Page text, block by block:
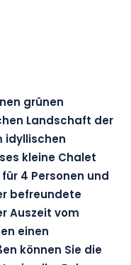
grünen
Landschaft der
idyllischen
kleine Chalet
4 Personen und
befreundete
Auszeit vom
einen
können Sie die